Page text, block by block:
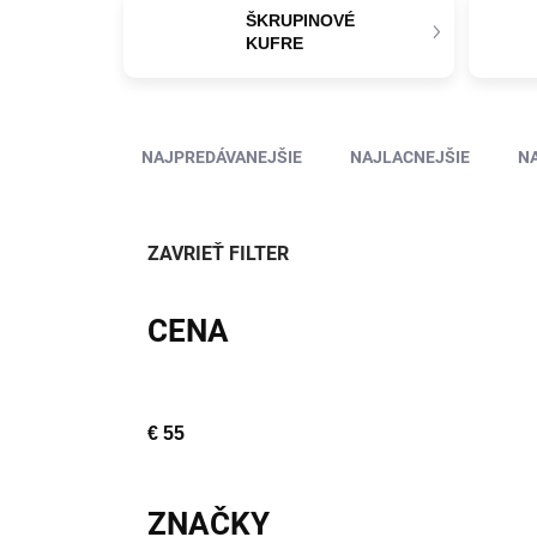
ŠKRUPINOVÉ
KUFRE
NAJPREDÁVANEJŠIE NAJLACNEJŠIE
ZAVRIEŤ FILTER
CENA
€ 55
ZNAČKY